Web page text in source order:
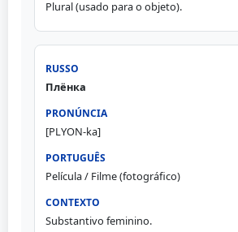
Plural (usado para o objeto).
Плёнка
[PLYON-ka]
Película / Filme (fotográfico)
Substantivo feminino.